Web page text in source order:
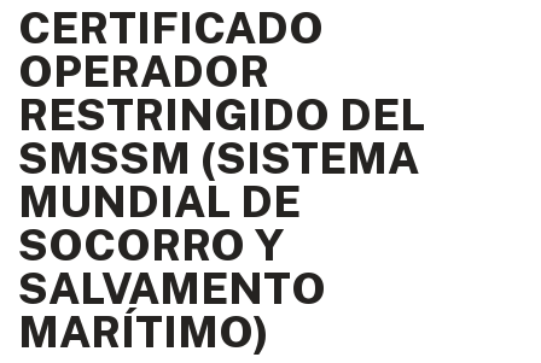
CERTIFICADO
OPERADOR
RESTRINGIDO DEL
SMSSM (SISTEMA
MUNDIAL DE
SOCORRO Y
SALVAMENTO
MARÍTIMO)